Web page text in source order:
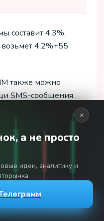
составит 4,3%.
4,2%+55
также можно
SMS-сообщения.
содержанием:
и номер паспорта
(Сумма)
пробел без
Серия и
без пробелов.
×
а не просто
идеи, аналитику и